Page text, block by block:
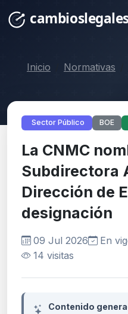
Inicio Normativas
Sector Público BOE
La CNMC
Subdirectora
Dirección de
designación
09 Jul 2026
En
14 visitas
Contenido